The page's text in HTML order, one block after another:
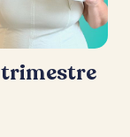
trimestre